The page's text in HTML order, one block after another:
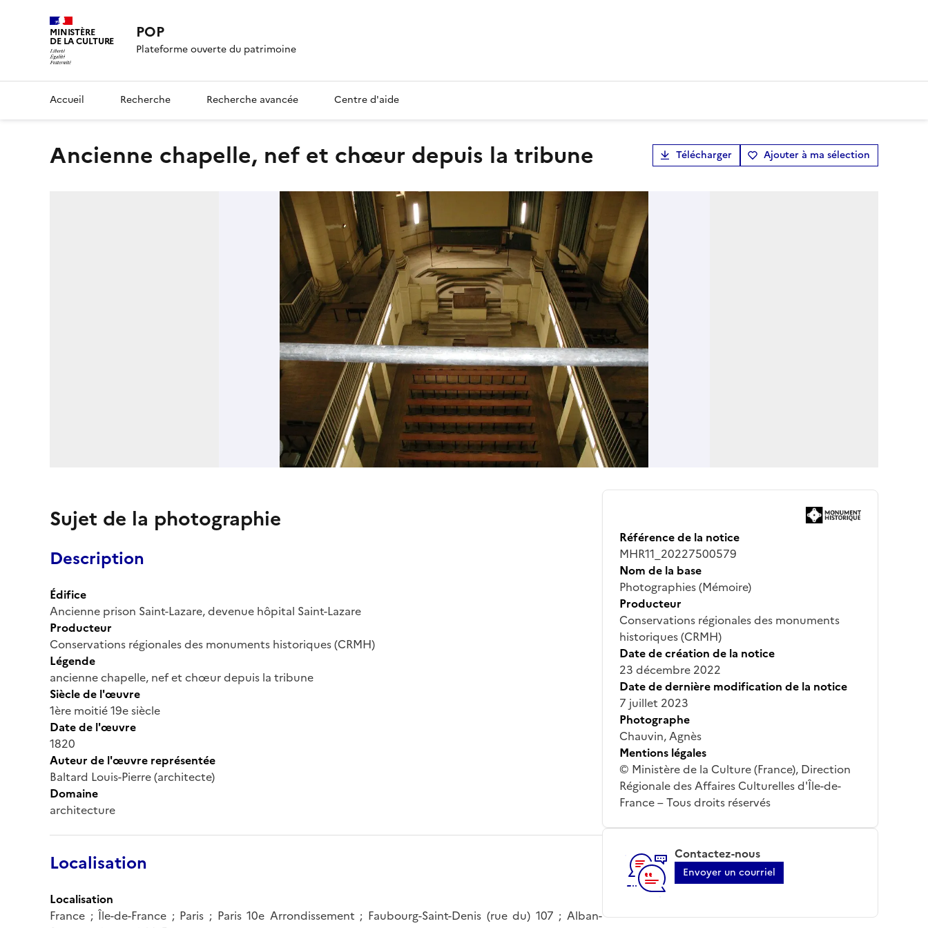
MINISTÈRE
DE LA CULTURE POP
Plateforme ouverte du patrimoine
Accueil Recherche Recherche avancée Centre d'aide
ancienne chapelle, nef et chœur depuis la tribune Télécharger Ajouter à ma sélection
Sujet de la photographie
Description
Édifice
Ancienne prison Saint-Lazare, devenue hôpital Saint-Lazare
Producteur
Conservations régionales des monuments historiques (CRMH)
Légende
ancienne chapelle, nef et chœur depuis la tribune
Siècle de l'œuvre
1ère moitié 19e siècle
Date de l'œuvre
1820
Auteur de l'œuvre représentée
Baltard Louis-Pierre (architecte)
Domaine
architecture
Localisation
Localisation
France ; Île-de-France ; Paris ; Paris 10e Arrondissement ; Faubourg-Saint-Denis (rue du) 107 ; Alban-
Référence de la notice
MHR11_20227500579
Nom de la base
Photographies (Mémoire)
Producteur
Conservations régionales des monuments
historiques (CRMH)
Date de création de la notice
23 décembre 2022
Date de dernière modification de la notice
7 juillet 2023
Photographe
Chauvin, Agnès
Mentions légales
© Ministère de la Culture (France), Direction
Régionale des Affaires Culturelles d'Île-de-
France – Tous droits réservés
Contactez-nous
Envoyer un courriel